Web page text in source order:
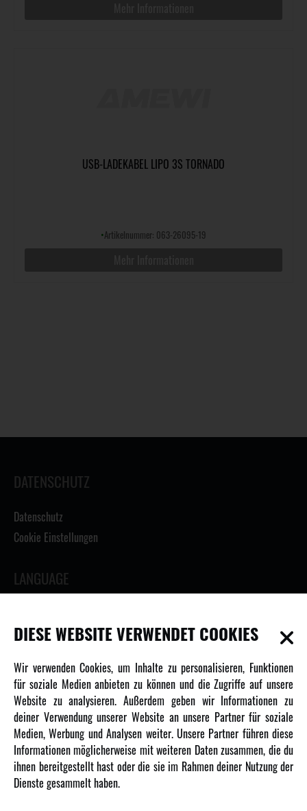
USB-LADEKABEL LIPO 3S TORNADO
•Artikelnummer: 063-26095-19
DATENSCHUTZ
Datenschutz
Cookie Einstellungen
LANGUAGE
INFORMATIONEN
Newsletter
Über uns
Karriere
Amewi Kataloge
DIESE WEBSITE VERWENDET COOKIES
Wir verwenden Cookies, um Inhalte zu personalisieren, Funktionen
für soziale Medien anbieten zu können und die Zugriffe auf unsere
Website zu analysieren. Außerdem geben wir Informationen zu
deiner Verwendung unserer Website an unsere Partner für soziale
Medien, Werbung und Analysen weiter. Unsere Partner führen diese
Informationen möglicherweise mit weiteren Daten zusammen, die du
ihnen bereitgestellt hast oder die sie im Rahmen deiner Nutzung der
Dienste gesammelt haben.